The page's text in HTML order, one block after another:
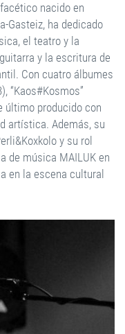
nacido en
Gasteiz, ha dedicado
el teatro y la
y la escritura de
Con cuatro álbumes
“Kaos#Kosmos”
último producido con
artística. Además, su
y su rol
de música MAILUK en
en la escena cultural